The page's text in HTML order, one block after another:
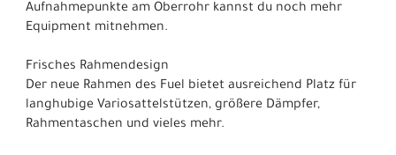
Aufnahmepunkte am Oberrohr kannst du noch mehr
Equipment mitnehmen.
Frisches Rahmendesign
Der neue Rahmen des Fuel bietet ausreichend Platz für
langhubige Variosattelstützen, größere Dämpfer,
Rahmentaschen und vieles mehr.